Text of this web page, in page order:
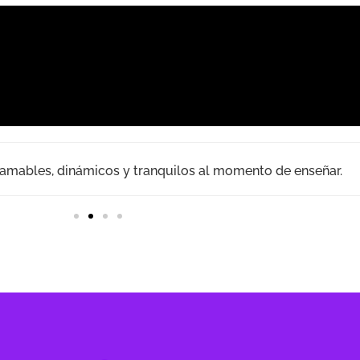
dinámicos y tranquilos al momento de enseñar.